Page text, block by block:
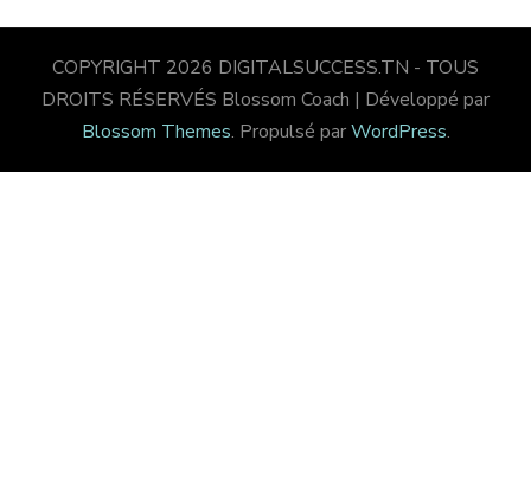
COPYRIGHT 2026 DIGITALSUCCESS.TN - TOUS
DROITS RÉSERVÉS Blossom Coach | Développé par
Blossom Themes. Propulsé parWordPress.